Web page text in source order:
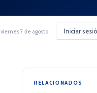
viernes 7 de agosto Iniciar
RELACIONADOS